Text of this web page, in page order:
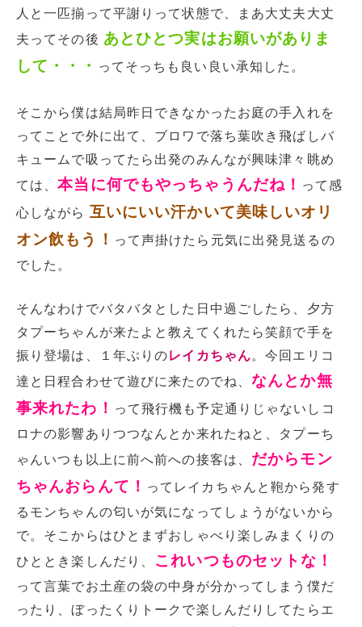
人と一匹揃って平謝りって状態で、まあ大丈夫大丈
夫ってその後 あとひとつ実はお願いがありま
して・・・
ってそっちも良い良い承知した。
そこから僕は結局昨日できなかったお庭の手入れを
ってことで外に出て、ブロワで落ち葉吹き飛ばしバ
キュームで吸ってたら出発のみんなが興味津々眺め
ては、本当に何でもやっちゃうんだね！ って感
心しながら 互いにいい汗かいて美味しいオリ
オン飲もう！ って声掛けたら元気に出発見送るの
でした。
そんなわけでバタバタとした日中過ごしたら、夕方
タプーちゃんが来たよと教えてくれたら笑顔で手を
振り登場は、１年ぶりのレイカちゃん。今回エリコ
達と日程合わせて遊びに来たのでね、なんとか無
事来れたわ！ って飛行機も予定通りじゃないしコ
ロナの影響ありつつなんとか来れたねと、タプーち
ゃんいつも以上に前へ前への接客は、 だからモン
ちゃんおらんて！ ってレイカちゃんと鞄から発す
るモンちゃんの匂いが気になってしょうがないから
で。そこからはひとまずおしゃべり楽しみまくりの
ひととき楽しんだり、
これいつものセットな！
って言葉でお土産の袋の中身が分かってしまう僕だ
ったり、ぼったくりトークで楽しんだりしてたらエ